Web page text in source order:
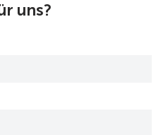
uns?